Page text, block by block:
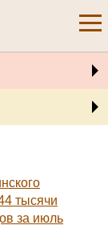
тысячи
за июль